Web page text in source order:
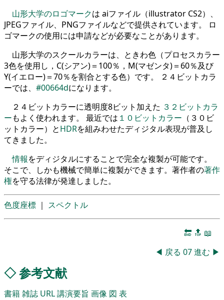
山形大学のロゴマークは aiファイル（illustrator CS2）、
JPEGファイル、PNGファイルなどで提供されています。 ロ
ゴマークの使用には申請などが必要なことがあります。
山形大学のスクールカラーは、ときわ色（プロセスカラー
3色を使用し，C(シアン)＝100％，M(マゼンタ)＝60％及び
Y(イエロー)＝70％を割合とする色）です。 ２４ビットカラ
ーでは、 #00664dになります。
２４ビットカラーに透明度8ビット加えた ３２ビットカラ
ーもよく使われます。 最近では １０ビットカラー （３０ビ
ットカラー）とHDRを組みわせたディジタル表現が普及し
てきました。
情報をディジタルにすることで完全な複製が可能です。
そこで、しかも機械で簡単に複製ができます。著作者の著作
権を守る法律が発達しました。
色度座標 ｜ スペクトル
🔚 🔝 📖
◀ 戻る 07進む ▶
◇参考文献
書籍雑誌 URL講演要旨 画像 図 表